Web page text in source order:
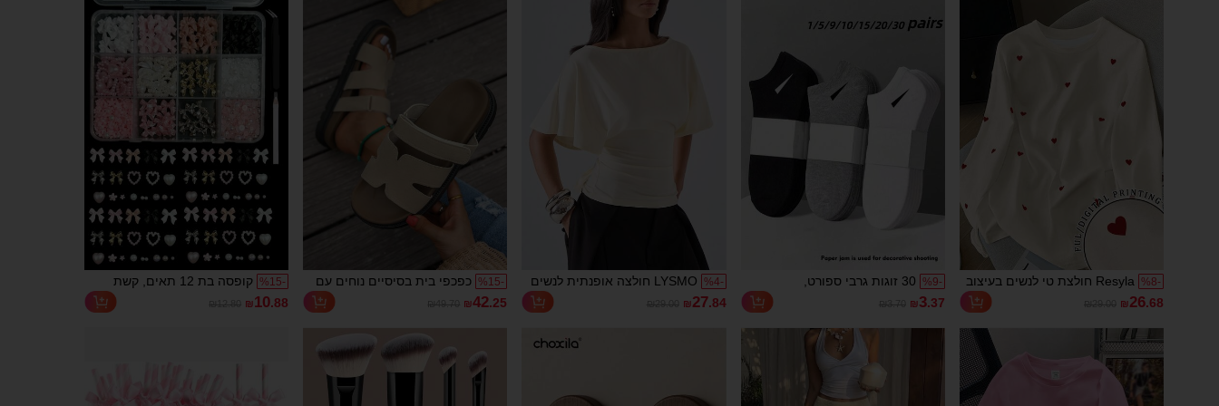
חוזר, מיכל משקה רב תכליתי, מתאים
לבית, למשרד, לחוף הים, למסיבות
שונות, מתאים לקפה, תה, ויסקי, חלב,
אמריקנו קר ולאטה וכו'.
-
8
%
Resyla חולצת טי לנשים בעיצוב
לבבות, בז', רבי מכר חדשה
₪26.68
-
9
%
30 זוגות גרבי ספורט,
שחור/לבן/אפור, גרביים בצבעים
אחידים בסגנון מינימליסטי,
קז'ואל, זמין
לבית הספר
₪3.37
-
4
%
LYSMO חולצה אופנתית לנשים
בצבע אחיד עם צווארון עגול,
שרוולי עטלף ומות מחטוב
₪27.84
-
15
% כפכפי בית בסיסיים נוחים עם
סוליה שטוחה ועבה, סנדלי
סלייד מתכווננים עם סגירת
אביב, נעלי חופשה, נעלי קז'ואל,
נעלי חוף, קז'ואל לקמפוס,
מתנה ליום האם, חג המולד, יום
האהבה, לשימוש יומיומי
₪42.25
-
15
%
קופסה בת 12 תאים, קשת
פנינים משרף מעורב, לב, קישוט
פרחוני מיניאטורי לאביזרי
קמעות ציפורניים, אבני חן
₪10.88